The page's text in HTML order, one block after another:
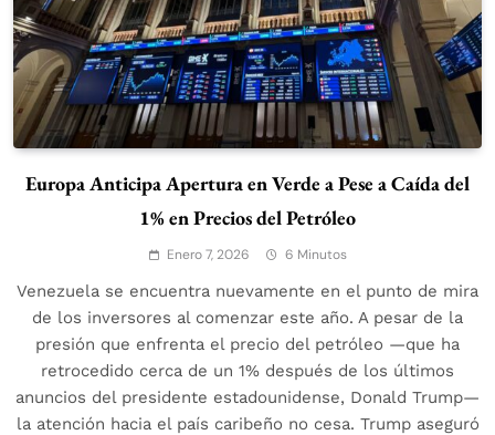
Europa Anticipa Apertura en Verde a Pese a Caída del
1% en Precios del Petróleo
Enero 7, 2026 6 Minutos
Venezuela se encuentra nuevamente en el punto de mira
de los inversores al comenzar este año. A pesar de la
presión que enfrenta el precio del petróleo —que ha
retrocedido cerca de un 1% después de los últimos
anuncios del presidente estadounidense, Donald Trump—
la atención hacia el país caribeño no cesa. Trump aseguró